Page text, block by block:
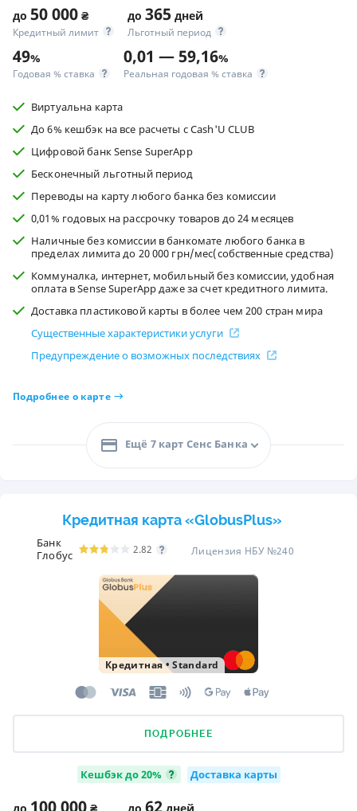
до 50 000 ₴
Кредитный лимит
до 365 дней
Льготный период
49%
Годовая % ставка
0,01 — 59,16%
Реальная годовая % ставка
Виртуальна карта
До 6% кешбэк на все расчеты с Cash'U CLUB
Цифровой банк Sense SuperApp
Бесконечный льготный период
Переводы на карту любого банка без комиссии
0,01% годовых на рассрочку товаров до 24 месяцев
Наличные без комиссии в банкомате любого банка в
пределах лимита до 20 000 грн/мес(собственные средства)
Коммуналка, интернет, мобильный без комиссии, удобная
оплата в Sense SuperApp даже за счет кредитного лимита.
Доставка пластиковой карты в более чем 200 стран мира
Существенные характеристики услуги
Предупреждение о возможных последствиях
Подробнее о карте
Ещё 7 карт Сенс Банка
Кредитная карта «GlobusPlus»
Банк
Глобус
2.82 Лицензия НБУ №240
Кредитная•Standard
ПОДРОБНЕЕ
Кешбэк до 20% Доставка карты